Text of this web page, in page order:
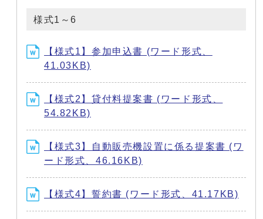
様式1～6
【様式1】参加申込書 (ワード形式、
41.03KB)
【様式2】貸付料提案書 (ワード形式、
54.82KB)
【様式3】自動販売機設置に係る提案書 (ワ
ード形式、46.16KB)
【様式4】誓約書 (ワード形式、41.17KB)